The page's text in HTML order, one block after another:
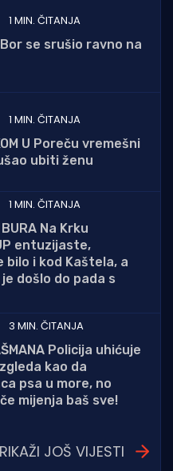
1 MIN. ČITANJA
Bor se srušio ravno na
1 MIN. ČITANJA
U Poreču vremešni
ubiti ženu
1 MIN. ČITANJA
Na Krku
entuzijaste,
bilo i kod Kaštela, a
došlo do pada s
3 MIN. ČITANJA
Policija uhićuje
kao da
psa u more, no
mijenja baš sve!
JOŠ VIJESTI